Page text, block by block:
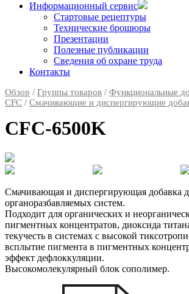
Информационный сервис
Стартовые рецептуры
Технические брошюры
Презентации
Полезные публикации
Сведения об охране труда
Контакты
Обзор / Группы товаров / Функциональные
СFC / Смачивающие и диспергирующие
CFC-6500K
Смачивающая и диспергирующая добавка
органоразбавляемых систем.
Подходит для органических и
пигментных концентратов, диоксида
текучесть в системах с высокой
всплытие пигмента в пигментных
эффект дефлоккуляции.
Высокомолекулярный блок сополимер.